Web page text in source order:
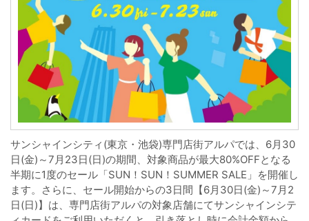
サンシャインシティ(東京・池袋)専門店街アルパでは、6月30
日(金)～7月23日(日)の期間、対象商品が最大80%OFFとなる
半期に1度のセール「SUN！SUN！SUMMER SALE」を開催し
ます。さらに、セール開始からの3日間【6月30日(金)～7月2
日(日)】は、専門店街アルパの対象店舗にてサンシャインシテ